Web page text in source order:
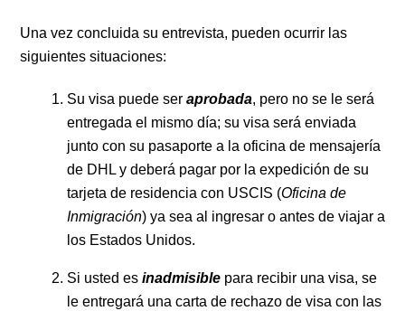
Una vez concluida su entrevista, pueden ocurrir las
siguientes situaciones:
Su visa puede ser aprobada, pero no se le será
entregada el mismo día; su visa será enviada
junto con su pasaporte a la oficina de mensajería
de DHL y deberá pagar por la expedición de su
tarjeta de residencia con USCIS (Oficina de
Inmigración) ya sea al ingresar o antes de viajar a
los Estados Unidos.
Si usted es inadmisiblepara recibir una visa, se
le entregará una carta de rechazo de visa con las